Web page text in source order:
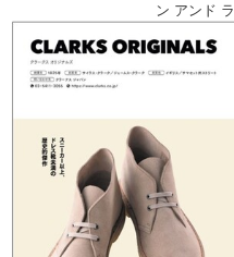
ン アンド